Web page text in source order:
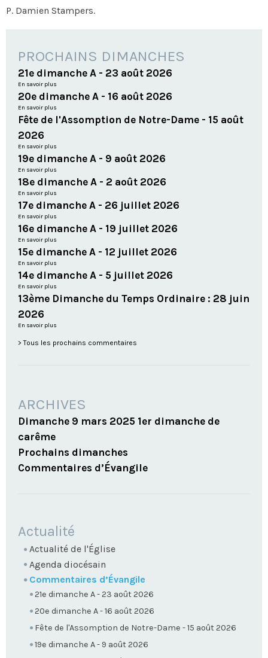
P. Damien Stampers.
PROCHAINS DIMANCHES
21e dimanche A - 23 août 2026
En savoir plus
20e dimanche A - 16 août 2026
En savoir plus
Fête de l'Assomption de Notre-Dame - 15 août
2026
En savoir plus
19e dimanche A - 9 août 2026
En savoir plus
18e dimanche A - 2 août 2026
En savoir plus
17e dimanche A - 26 juillet 2026
En savoir plus
16e dimanche A - 19 juillet 2026
En savoir plus
15e dimanche A - 12 juillet 2026
En savoir plus
14e dimanche A - 5 juillet 2026
En savoir plus
13ème Dimanche du Temps Ordinaire : 28 juin
2026
En savoir plus
Tous les prochains commentaires
ARCHIVES
Dimanche 9 mars 2025 1er dimanche de
carême
Prochains dimanches
Commentaires d’Évangile
NAVIGATION
Actualité
Actualité de l'Église
Agenda diocésain
Commentaires d’Évangile
21e dimanche A - 23 août 2026
20e dimanche A - 16 août 2026
Fête de l'Assomption de Notre-Dame - 15 août 2026
19e dimanche A - 9 août 2026